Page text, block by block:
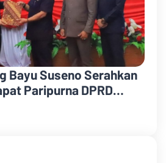
Bayu Suseno Serahkan
Paripurna DPRD